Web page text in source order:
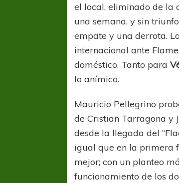
el local, eliminado de la
una semana, y sin
empate y una derrota.
internacional ante
doméstico. Tanto para
lo anímico.
Mauricio Pellegrino
de Cristian Tarragona y
desde la llegada del
igual que en la primera
mejor; con un planteo
funcionamiento de los